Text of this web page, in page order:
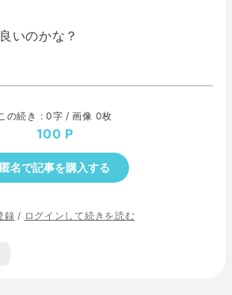
いのかな？
の続き : 0字 / 画像 0枚
100
匿名で記事を購入する
録 / ログインして続きを読む